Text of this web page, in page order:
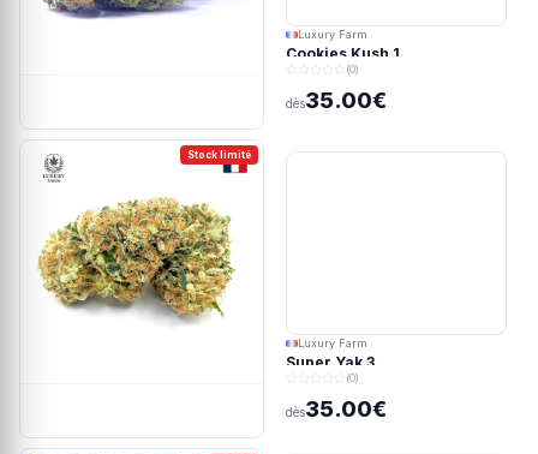
Luxury Farm
Cookies Kush 1
(0)
dès35.00€
Stock limité
Luxury Farm
Super Yak 3
(0)
dès35.00€